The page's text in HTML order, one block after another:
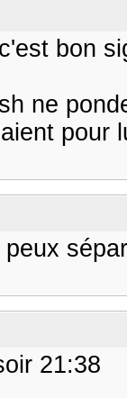
bon
ne
pour
21:38